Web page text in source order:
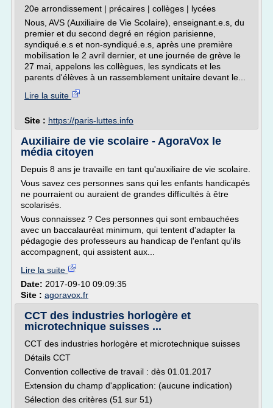
20e arrondissement | précaires | collèges | lycées
Nous, AVS (Auxiliaire de Vie Scolaire), enseignant.e.s, du
premier et du second degré en région parisienne,
syndiqué.e.s et non-syndiqué.e.s, après une première
mobilisation le 2 avril dernier, et une journée de grève le
27 mai, appelons les collègues, les syndicats et les
parents d'élèves à un rassemblement unitaire devant le...
Lire la suite
Site : https://paris-luttes.info
Auxiliaire de vie scolaire - AgoraVox le
média citoyen
Depuis 8 ans je travaille en tant qu'auxiliaire de vie scolaire.
Vous savez ces personnes sans qui les enfants handicapés
ne pourraient ou auraient de grandes difficultés à être
scolarisés.
Vous connaissez ? Ces personnes qui sont embauchées
avec un baccalauréat minimum, qui tentent d'adapter la
pédagogie des professeurs au handicap de l'enfant qu'ils
accompagnent, qui assistent aux...
Lire la suite
Date: 2017-09-10 09:09:35
Site : agoravox.fr
CCT des industries horlogère et
microtechnique suisses ...
CCT des industries horlogère et microtechnique suisses
Détails CCT
Convention collective de travail : dès 01.01.2017
Extension du champ d'application: (aucune indication)
Sélection des critères (51 sur 51)